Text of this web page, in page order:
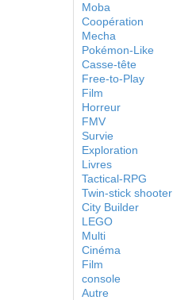
Moba
Coopération
Mecha
Pokémon-Like
Casse-tête
Free-to-Play
Film
Horreur
FMV
Survie
Exploration
Livres
Tactical-RPG
Twin-stick shooter
City Builder
LEGO
Multi
Cinéma
Film
console
Autre